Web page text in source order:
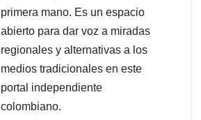
primera mano. Es un espacio
abierto para dar voz a miradas
regionales y alternativas a los
medios tradicionales en este
portal independiente
colombiano.